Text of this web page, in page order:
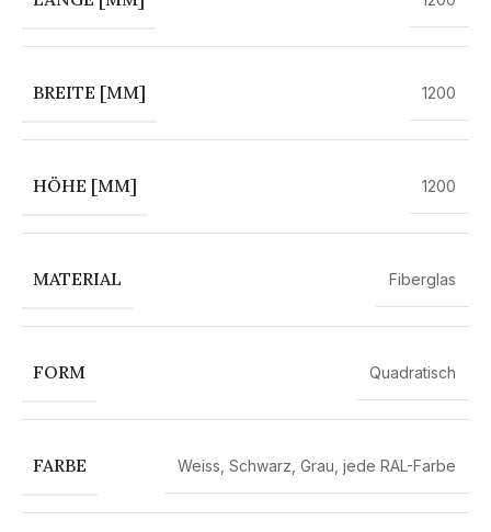
BREITE [MM] 1200
HÖHE [MM] 1200
MATERIAL Fiberglas
FORM Quadratisch
FARBE Weiss Schwarz Grau jede RAL-Farbe